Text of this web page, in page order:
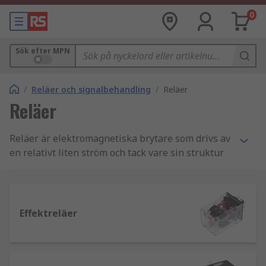
0
Sök efter MPN
/ Reläer och signalbehandling / Reläer
Reläer
Reläer är elektromagnetiska brytare som drivs av
en relativt liten ström och tack vare sin struktur
inom industri- och fordonssektorn. Deras
användning har nu utökats till datorteknik och
Effektreläer